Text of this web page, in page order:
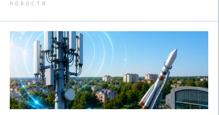
НОВОСТИ